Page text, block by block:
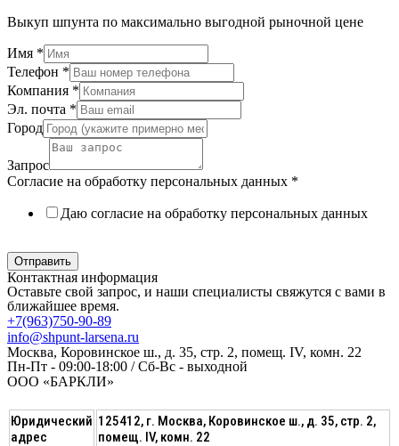
Выкуп шпунта по максимально выгодной рыночной цене
Имя *
Телефон *
Компания *
Эл. почта *
Город
Запрос
Согласие на обработку персональных данных *
Даю согласие на обработку персональных данных
Отправить
Контактная информация
Оставьте свой запрос, и наши специалисты свяжутся с вами в
ближайшее время.
+7(963)750-90-89
info@shpunt-larsena.ru
Москва, Коровинское ш., д. 35, стр. 2, помещ. IV, комн. 22
Пн-Пт - 09:00-18:00 / Сб-Вс - выходной
ООО «БАРКЛИ»
Юридический
адрес
125412, г. Москва, Коровинское ш., д. 35, стр. 2,
помещ. IV, комн. 22